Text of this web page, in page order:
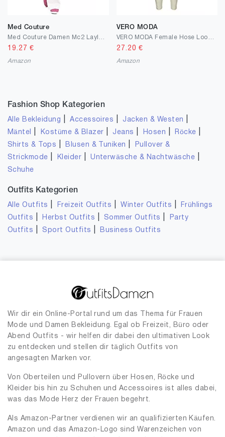
Med Couture
19.27 €
Amazon
VERO MODA
27.20 €
Amazon
Fashion Shop Kategorien
Alle Bekleidung |Accessoires Jacken & Westen
Mäntel Kostüme & Blazer Jeans Hosen Röcke
Shirts & Tops Blusen & Tuniken
Pullover &
Strickmode
Kleider |Unterwäsche & Nachtwäsche
Schuhe
Outfits Kategorien
Alle Outfits Freizeit Outfits |Winter Outfits
Frühlings
Outfits
Herbst Outfits Sommer Outfits
Party
Outfits
Sport Outfits Business Outfits
Wir dir ein Online-Portal rund um das Thema für Frauen
Mode und Damen Bekleidung. Egal ob Freizeit, Büro oder
Abend Outfits - wir helfen dir dabei den ultimativen Look
zu entdecken und stellen dir täglich Outfits von
angesagten Marken vor.
Von Oberteilen und Pullovern über Hosen, Röcke und
Kleider bis hin zu Schuhen und Accessoires ist alles dabei,
was das Mode Herz der Frauen begehrt.
Als Amazon-Partner verdienen wir an qualifizierten Käufen.
Amazon und das Amazon-Logo sind Warenzeichen von